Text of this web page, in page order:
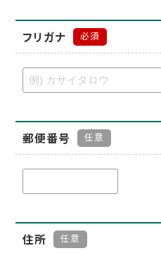
フリガナ 必須
郵便番号 任意
住所 任意